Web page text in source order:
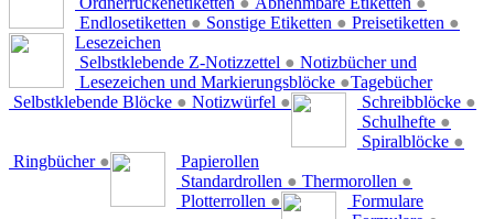
Endlosetiketten ● Sonstige Etiketten ● Preisetiketten ●
Lesezeichen
Selbstklebende Z-Notizzettel ●
Lesezeichen und Markierungsblöcke ●
Selbstklebende Blöcke ● Notizwürfel ●
Notizbücher und
Tagebücher
Schreibblöcke ●
Schulhefte ●
Spiralblöcke ●
Ringbücher ●
Papierollen
Standardrollen ● Thermorollen ●
Plotterrollen ●
Formulare